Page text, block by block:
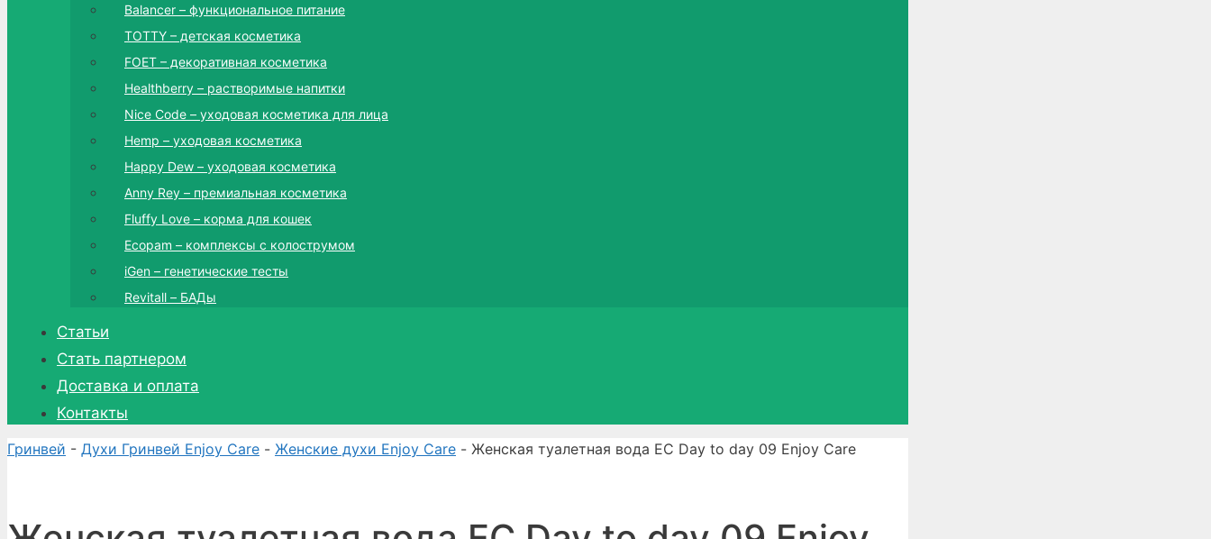
Balancer – функциональное питание
TOTTY – детская косметика
FOET – декоративная косметика
Healthberry – растворимые напитки
Nice Code – уходовая косметика для лица
Hemp – уходовая косметика
Happy Dew – уходовая косметика
Anny Rey – премиальная косметика
Fluffy Love – корма для кошек
Ecopam – комплексы с колострумом
iGen – генетические тесты
Revitall – БАДы
Статьи
Стать партнером
Доставка и оплата
Контакты
Гринвей - Духи Гринвей Enjoy Care - Женские духи Enjoy Care - Женская туалетная вода EC Day to day 09 Enjoy Care